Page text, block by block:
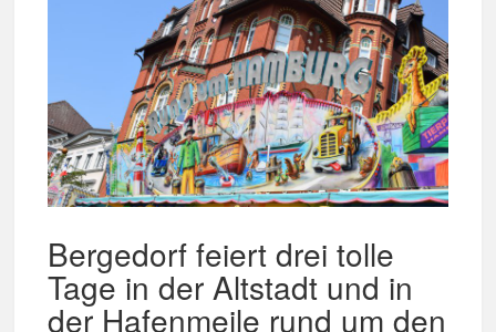
Bergedorf feiert drei tolle
Tage in der Altstadt und in
der Hafenmeile rund um den